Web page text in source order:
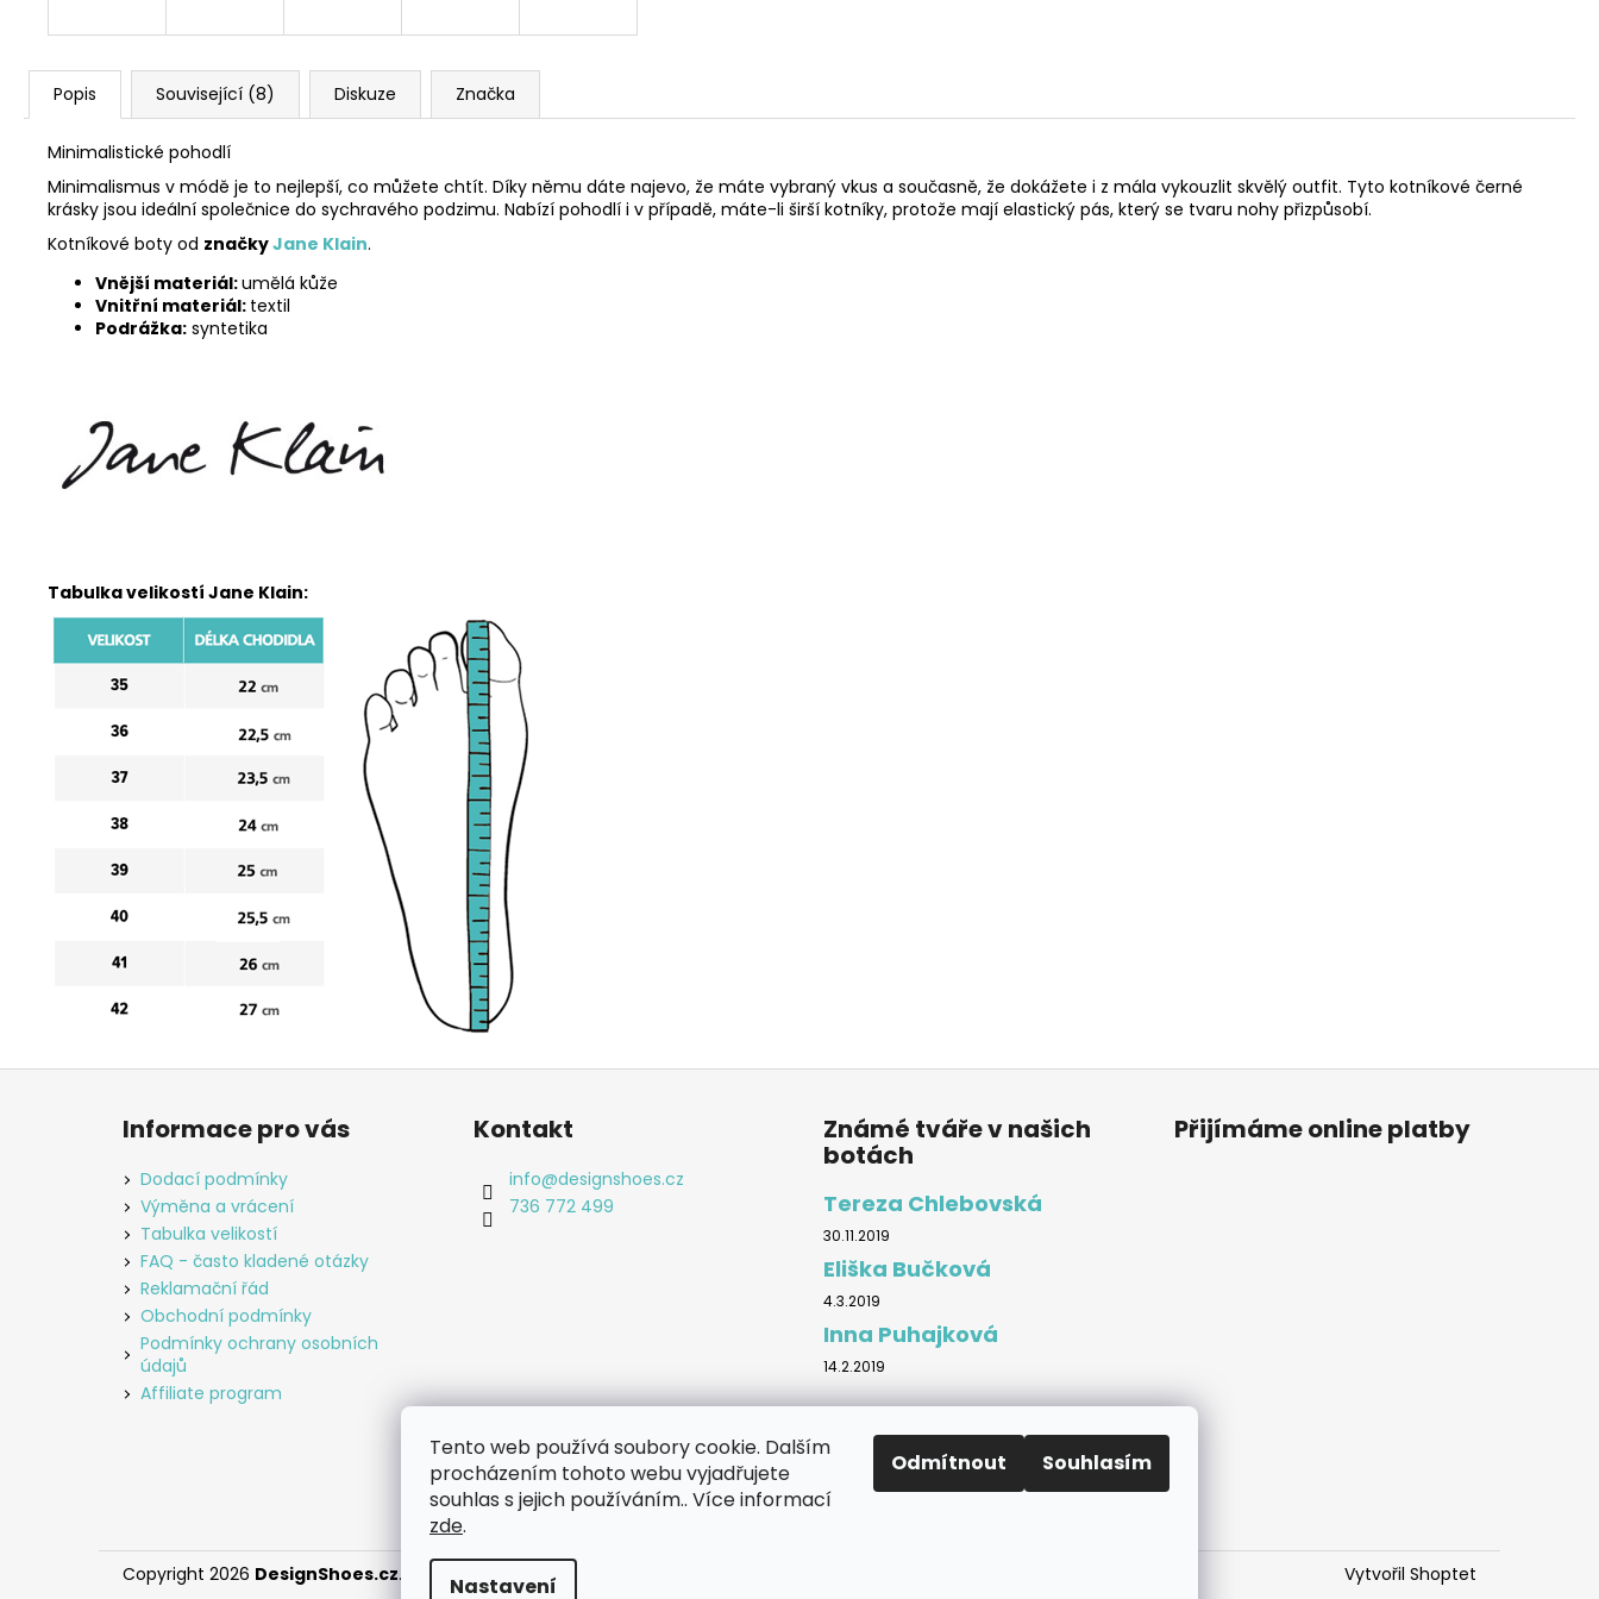
Tento web používá soubory cookie. Dalším
procházením tohoto webu vyjadřujete
souhlas s jejich používáním.. Více informací
zde.
Nastavení
Odmítnout Souhlasím
Popis Související (8) Diskuze Značka
Minimalistické pohodlí
Minimalismus v módě je to nejlepší, co můžete chtít. Díky němu dáte najevo, že máte vybraný vkus a současně, že dokážete i z mála vykouzlit skvělý outfit. Tyto kotníkové černé
krásky jsou ideální společnice do sychravého podzimu. Nabízí pohodlí i v případě, máte-li širší kotníky, protože mají elastický pás, který se tvaru nohy přizpůsobí.
Kotníkové boty od značkyJane Klain.
Vnější materiál:umělá kůže
Vnitřní materiál: textil
Podrážka: syntetika
Tabulka velikostí Jane Klain:
Z
Informace pro vás
Dodací podmínky
Výměna a vrácení
Tabulka velikostí
FAQ - často kladené otázky
Reklamační řád
Obchodní podmínky
Podmínky ochrany osobních
údajů
Affiliate program
Kontakt
info@designshoes.cz
736 772 499
Známé tváře v našich
botách
Tereza Chlebovská
30.11.2019
Eliška Bučková
4.3.2019
Inna Puhajková
14.2.2019
Přijímáme online platby
Značky
Vytvořil Shoptet
Copyright 2026 DesignShoes.cz. Všechna práva vyhrazena.